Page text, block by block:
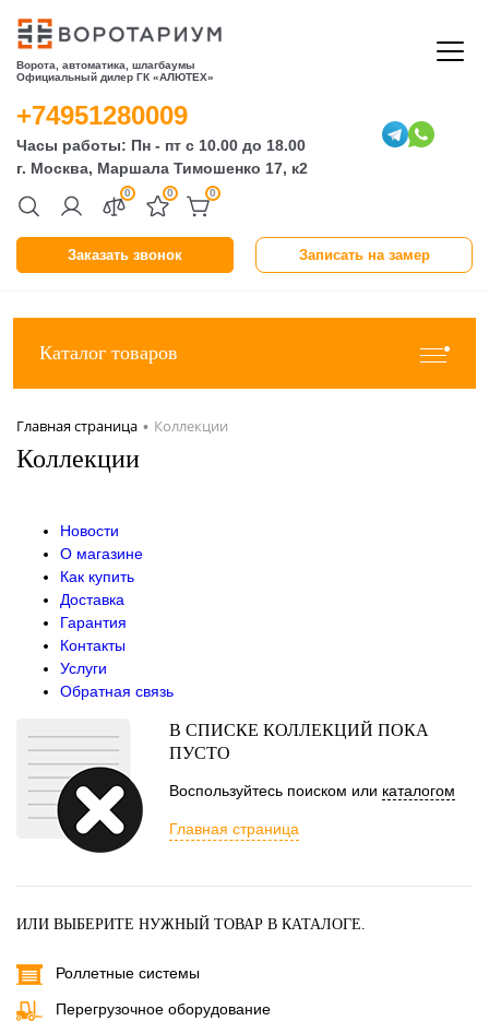
Ворота, автоматика, шлагбаумы
Официальный дилер ГК «АЛЮТЕХ»
Заказать звонок Записать на замер
0 0 0
+74951280009
Часы работы: Пн - пт с 10.00 до 18.00
г. Москва, Маршала Тимошенко 17, к2
Каталог товаров
Главная страница • Коллекции
Коллекции
Новости
О магазине
Как купить
Доставка
Гарантия
Контакты
Услуги
Обратная связь
В СПИСКЕ КОЛЛЕКЦИЙ ПОКА
ПУСТО
Воспользуйтесь поиском или каталогом
Главная страница
ИЛИ ВЫБЕРИТЕ НУЖНЫЙ ТОВАР В КАТАЛОГЕ.
Роллетные системы
Перегрузочное оборудование